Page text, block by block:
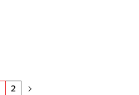
2